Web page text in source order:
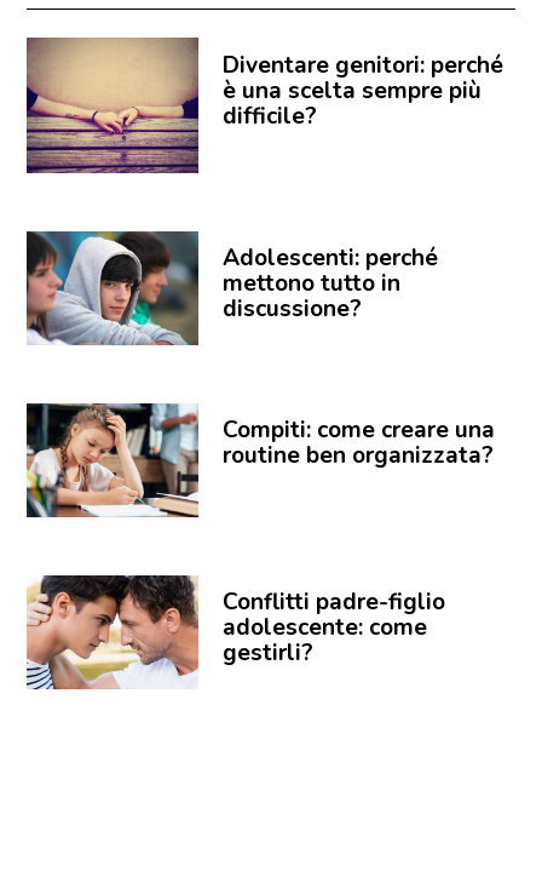
Diventare genitori: perché
è una scelta sempre più
difficile?
Adolescenti: perché
mettono tutto in
discussione?
Compiti: come creare una
routine ben organizzata?
Conflitti padre-figlio
adolescente: come
gestirli?